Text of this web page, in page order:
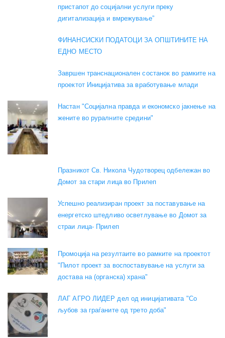
пристапот до социјални услуги преку
дигитализација и вмрежување”
ФИНАНСИСКИ ПОДАТОЦИ ЗА ОПШТИНИТЕ НА
ЕДНО МЕСТО
Завршен транснационален состанок во рамките на
проектот Иницијатива за вработување млади
Настан "Социјална правда и економско јакнење на
жените во руралните средини"
Празникот Св. Никола Чудотворец одбележан во
Домот за стари лица во Прилеп
Успешно реализиран проект за поставување на
енергетско штедливо осветлување во Домот за
страи лица- Прилеп
Промоција на резултаите во рамките на проектот
"Пилот проект за воспоставување на услуги за
достава на (органска) храна"
ЛАГ АГРО ЛИДЕР дел од иницијативата "Со
љубов за граѓаните од трето доба"